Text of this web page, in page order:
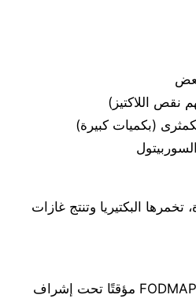
نقص اللاكتيز)
(بكميات كبيرة)
تخمرها البكتيريا وتنتج غازات
اتباع نظام غذائي منخفض FODMAP مؤقتًا تحت إشراف